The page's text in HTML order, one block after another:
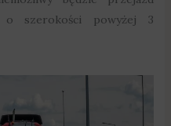
o szerokości powyżej 3